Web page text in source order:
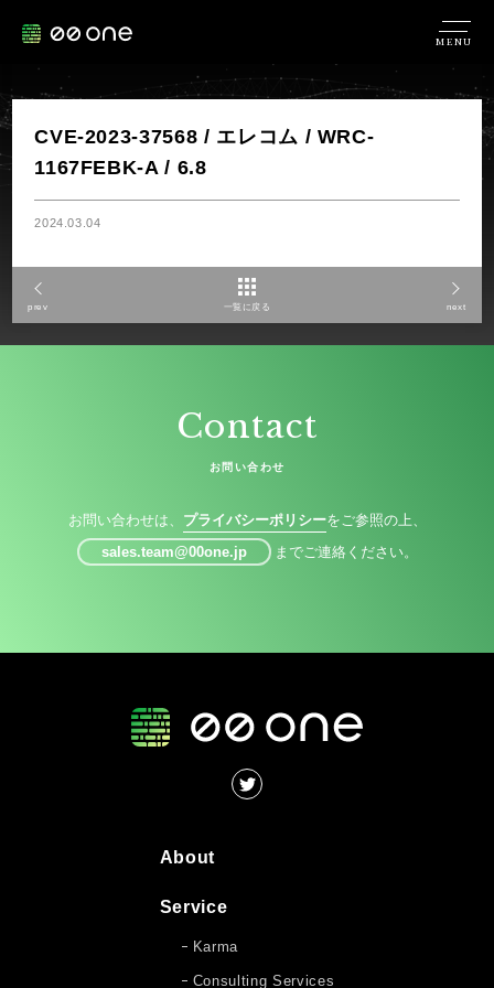
MENU
CVE-2023-37568 / エレコム / WRC-
1167FEBK-A / 6.8
2024.03.04
prev 一覧に戻る next
Contact
お問い合わせ
お問い合わせは、 プライバシーポリシーをご参照の上、
sales.team@00one.jp
までご連絡ください。
About
Service
Karma
Consulting Services